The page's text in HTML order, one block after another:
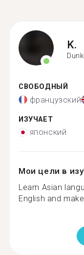
K.
СВОБОДНЫЙ
французский
ИЗУЧАЕТ
японский
Мои цели в
Learn Asian
English and